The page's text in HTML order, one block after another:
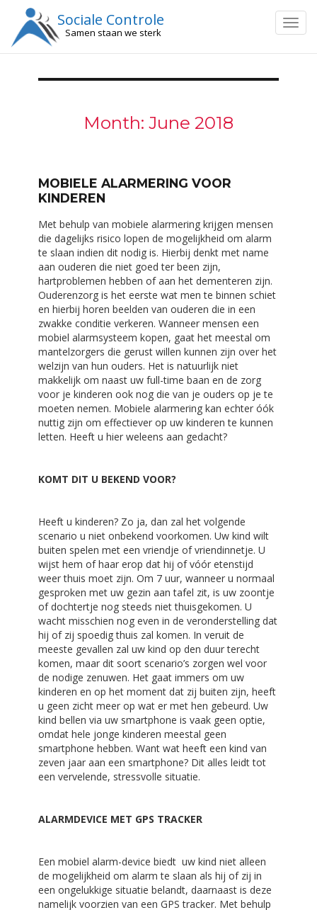
Sociale Controle
Samen staan we sterk
Month: June 2018
MOBIELE ALARMERING VOOR
KINDEREN
Met behulp van mobiele alarmering krijgen mensen
die dagelijks risico lopen de mogelijkheid om alarm
te slaan indien dit nodig is. Hierbij denkt met name
aan ouderen die niet goed ter been zijn,
hartproblemen hebben of aan het dementeren zijn.
Ouderenzorg is het eerste wat men te binnen schiet
en hierbij horen beelden van ouderen die in een
zwakke conditie verkeren. Wanneer mensen een
mobiel alarmsysteem kopen, gaat het meestal om
mantelzorgers die gerust willen kunnen zijn over het
welzijn van hun ouders. Het is natuurlijk niet
makkelijk om naast uw full-time baan en de zorg
voor je kinderen ook nog die van je ouders op je te
moeten nemen. Mobiele alarmering kan echter óók
nuttig zijn om effectiever op uw kinderen te kunnen
letten. Heeft u hier weleens aan gedacht?
KOMT DIT U BEKEND VOOR?
Heeft u kinderen? Zo ja, dan zal het volgende
scenario u niet onbekend voorkomen. Uw kind wilt
buiten spelen met een vriendje of vriendinnetje. U
wijst hem of haar erop dat hij of vóór etenstijd
weer thuis moet zijn. Om 7 uur, wanneer u normaal
gesproken met uw gezin aan tafel zit, is uw zoontje
of dochtertje nog steeds niet thuisgekomen. U
wacht misschien nog even in de veronderstelling dat
hij of zij spoedig thuis zal komen. In veruit de
meeste gevallen zal uw kind op den duur terecht
komen, maar dit soort scenario’s zorgen wel voor
de nodige zenuwen. Het gaat immers om uw
kinderen en op het moment dat zij buiten zijn, heeft
u geen zicht meer op wat er met hen gebeurd. Uw
kind bellen via uw smartphone is vaak geen optie,
omdat hele jonge kinderen meestal geen
smartphone hebben. Want wat heeft een kind van
zeven jaar aan een smartphone? Dit alles leidt tot
een vervelende, stressvolle situatie.
ALARMDEVICE MET GPS TRACKER
Een mobiel alarm-device biedt uw kind niet alleen
de mogelijkheid om alarm te slaan als hij of zij in
een ongelukkige situatie belandt, daarnaast is deze
namelijk voorzien van een GPS tracker. Met behulp